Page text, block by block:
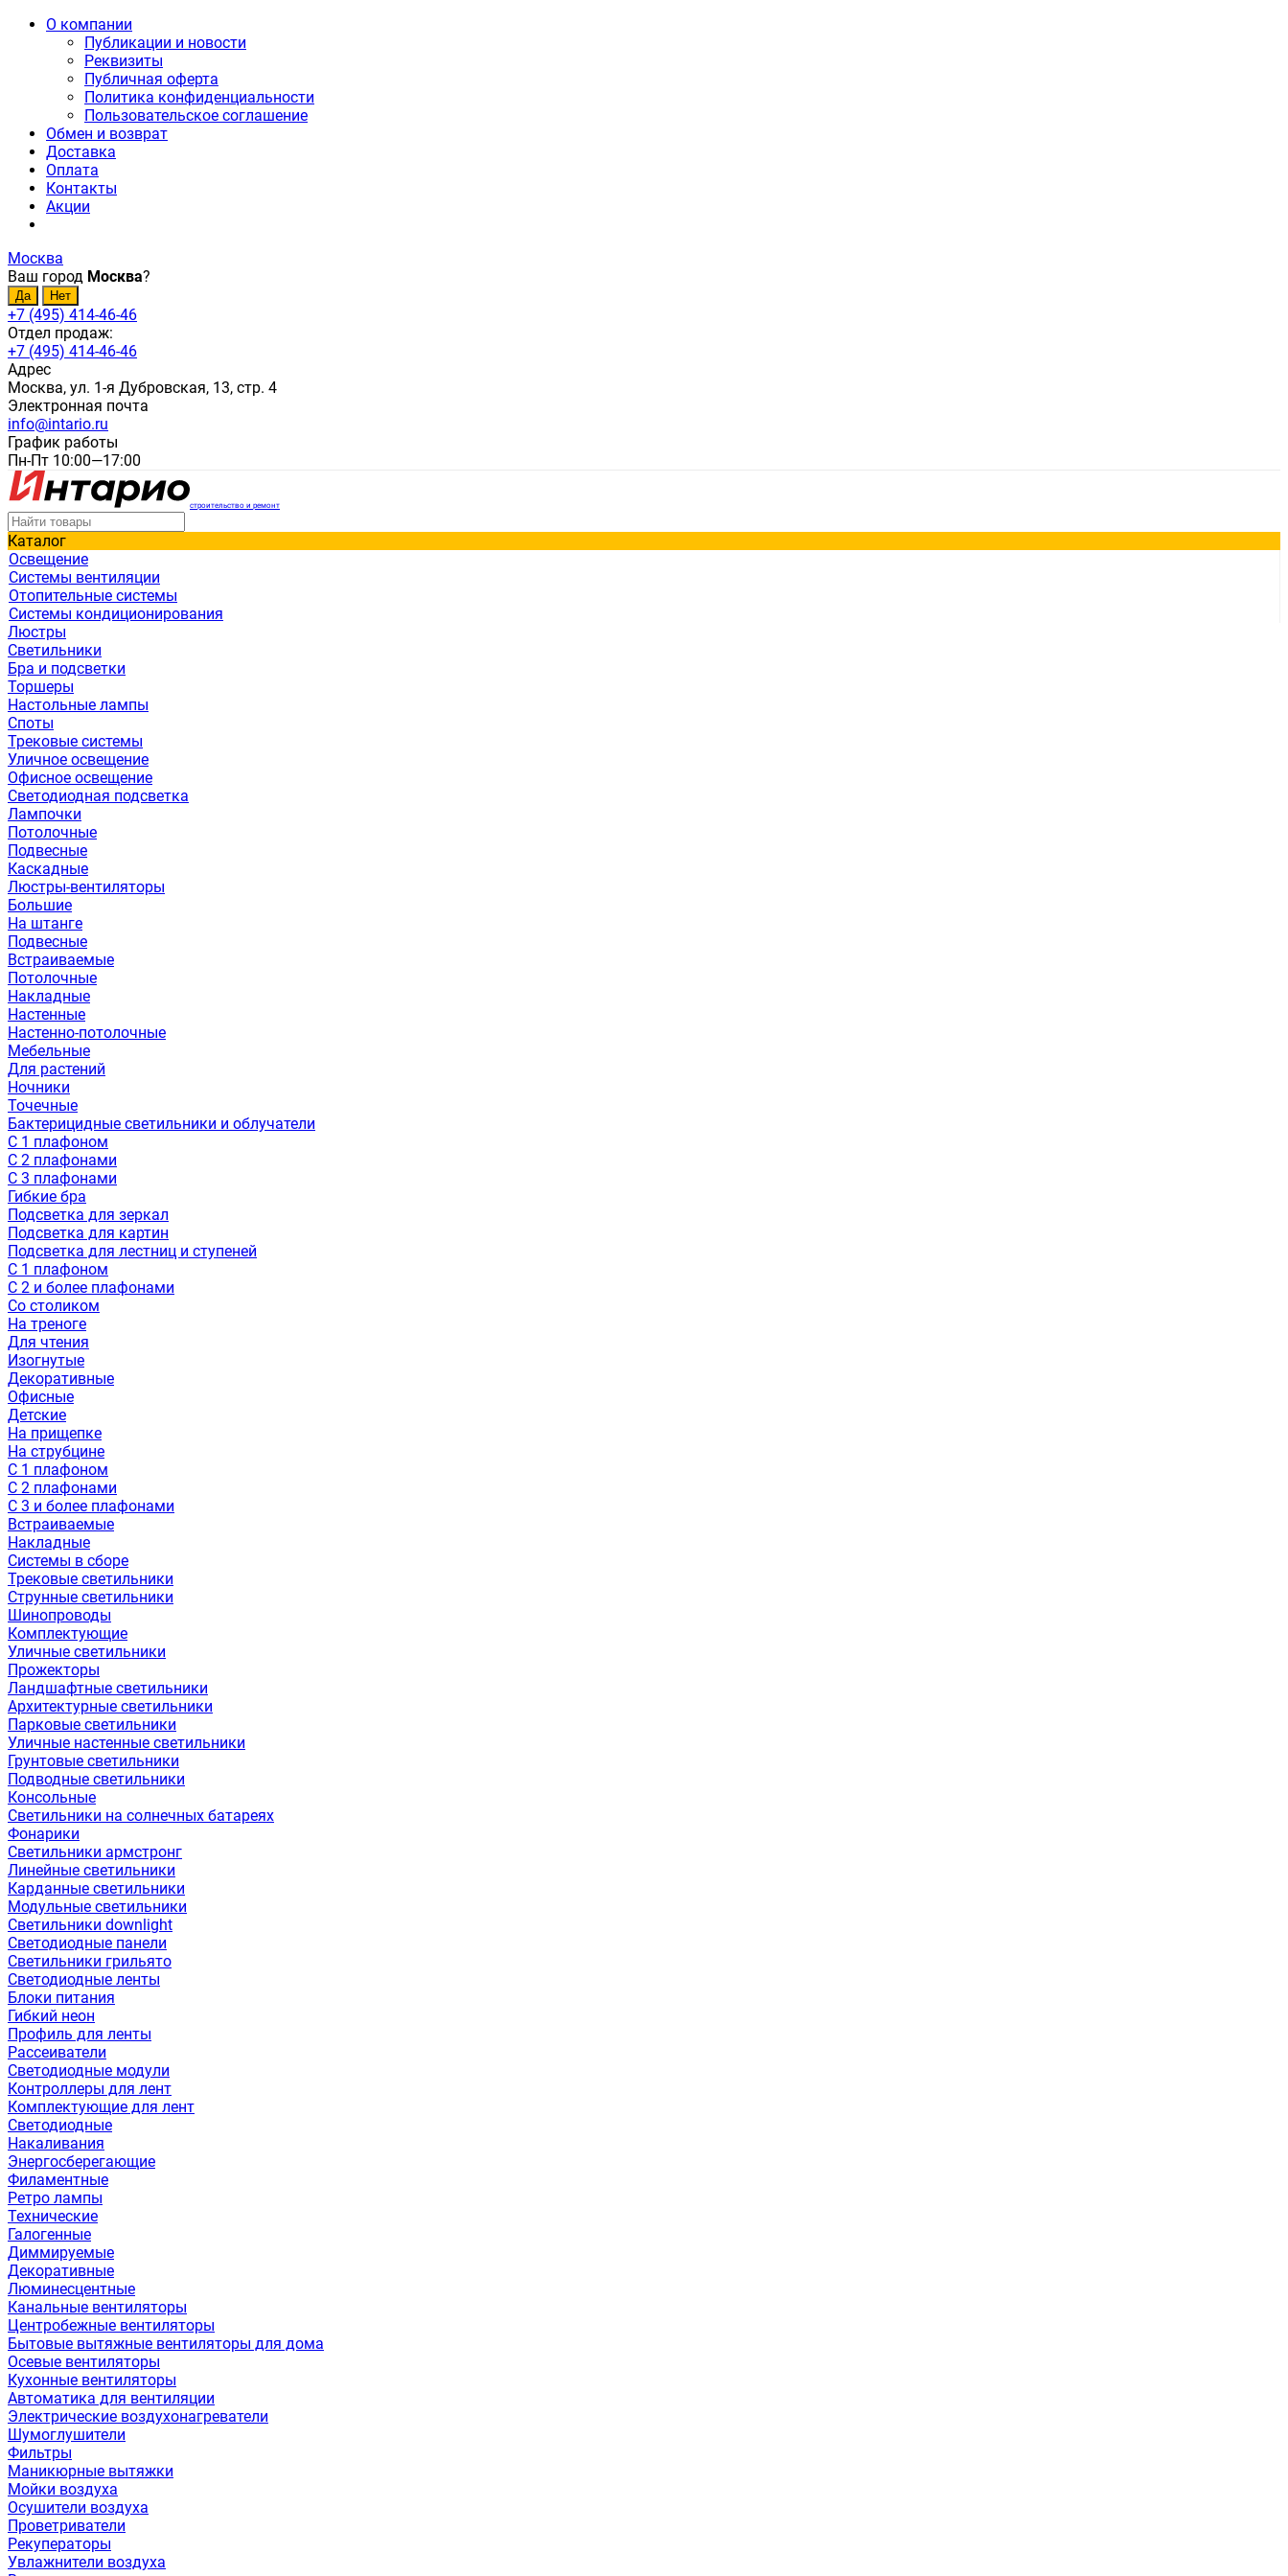
О компании
Публикации и новости
Реквизиты
Публичная оферта
Политика конфиденциальности
Пользовательское соглашение
Обмен и возврат
Доставка
Оплата
Контакты
Акции
Москва
Ваш город Москва?
+7 (495) 414-46-46
Отдел продаж:
+7 (495) 414-46-46
Адрес
Москва, ул. 1-я Дубровская, 13, стр. 4
Электронная почта
info@intario.ru
График работы
Пн-Пт 10:00—17:00
строительство и ремонт
Каталог
Освещение
Системы вентиляции
Отопительные системы
Системы кондиционирования
Люстры
Светильники
Бра и подсветки
Торшеры
Настольные лампы
Споты
Трековые системы
Уличное освещение
Офисное освещение
Светодиодная подсветка
Лампочки
Потолочные
Подвесные
Каскадные
Люстры-вентиляторы
Большие
На штанге
Подвесные
Встраиваемые
Потолочные
Накладные
Настенные
Настенно-потолочные
Мебельные
Для растений
Ночники
Точечные
Бактерицидные светильники и облучатели
С 1 плафоном
С 2 плафонами
С 3 плафонами
Гибкие бра
Подсветка для зеркал
Подсветка для картин
Подсветка для лестниц и ступеней
С 1 плафоном
С 2 и более плафонами
Со столиком
На треноге
Для чтения
Изогнутые
Декоративные
Офисные
Детские
На прищепке
На струбцине
С 1 плафоном
С 2 плафонами
С 3 и более плафонами
Встраиваемые
Накладные
Системы в сборе
Трековые светильники
Струнные светильники
Шинопроводы
Комплектующие
Уличные светильники
Прожекторы
Ландшафтные светильники
Архитектурные светильники
Парковые светильники
Уличные настенные светильники
Грунтовые светильники
Подводные светильники
Консольные
Светильники на солнечных батареях
Фонарики
Светильники армстронг
Линейные светильники
Карданные светильники
Модульные светильники
Светильники downlight
Светодиодные панели
Светильники грильято
Светодиодные ленты
Блоки питания
Гибкий неон
Профиль для ленты
Рассеиватели
Светодиодные модули
Контроллеры для лент
Комплектующие для лент
Светодиодные
Накаливания
Энергосберегающие
Филаментные
Ретро лампы
Технические
Галогенные
Диммируемые
Декоративные
Люминесцентные
Канальные вентиляторы
Центробежные вентиляторы
Бытовые вытяжные вентиляторы для дома
Осевые вентиляторы
Кухонные вентиляторы
Автоматика для вентиляции
Электрические воздухонагреватели
Шумоглушители
Фильтры
Маникюрные вытяжки
Мойки воздуха
Осушители воздуха
Проветриватели
Рекуператоры
Увлажнители воздуха